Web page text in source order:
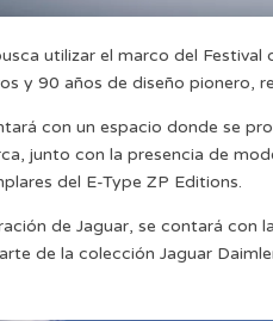
utilizar el marco del
y 90 años de diseño pionero,
con un espacio donde se
junto con la presencia de
del E-Type ZP Editions.
de Jaguar, se contará con
de la colección Jaguar